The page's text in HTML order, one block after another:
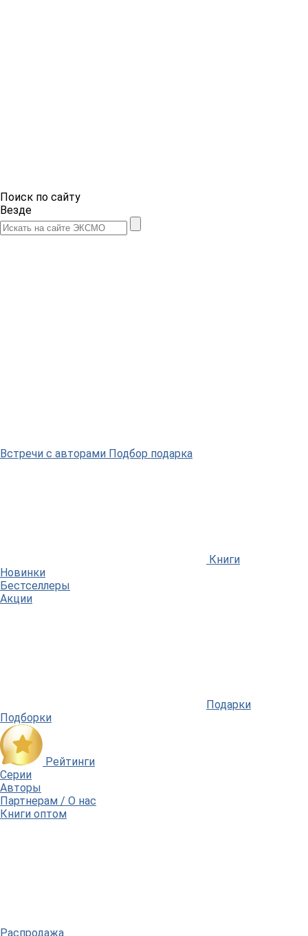
Поиск по сайту
Везде
Встречи с авторами Подбор подарка
Книги
Новинки
Бестселлеры
Акции
Подарки
Подборки
Рейтинги
Серии
Авторы
Партнерам / О нас
Книги оптом
Распродажа